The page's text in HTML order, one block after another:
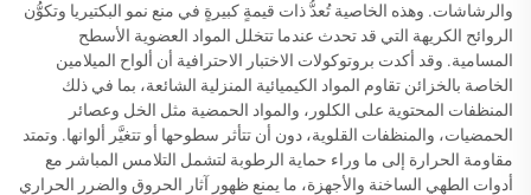
والرشاشات. وهذه الخاصية تُعدُّ ذات قيمةٍ كبيرةٍ في منع نمو البكتيريا وتكوُّن
الروائح الكريهة التي قد تحدث عندما تتخلل المواد العضوية الأسطح
المسامية. وقد أكدت بروتوكولات الاختبار الاحترافية أن ألواح الميلامين
الخاصة بالخزائن تقاوم المواد الكيميائية المنزلية الشائعة، بما في ذلك
المنظفات المحتوية على الكلور، والمواد الحمضية مثل الخل وعصائر
الحمضيات، والمنظفات القلوية، دون أن تتأثر سطوحها أو تتغيَّر ألوانها. وتمتد
مقاومة الحرارة إلى ما وراء حماية الرطوبة لتشمل التلامس المباشر مع
أدوات الطهي الساخنة والأجهزة، ما يمنع ظهور آثار الحروق والضرر الحراري